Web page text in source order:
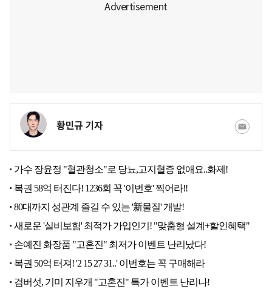
황민규 기자